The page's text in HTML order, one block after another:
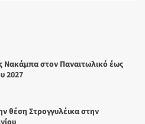
στον Παναιτωλικό έως
2027
θέση Στρογγυλέικα στην